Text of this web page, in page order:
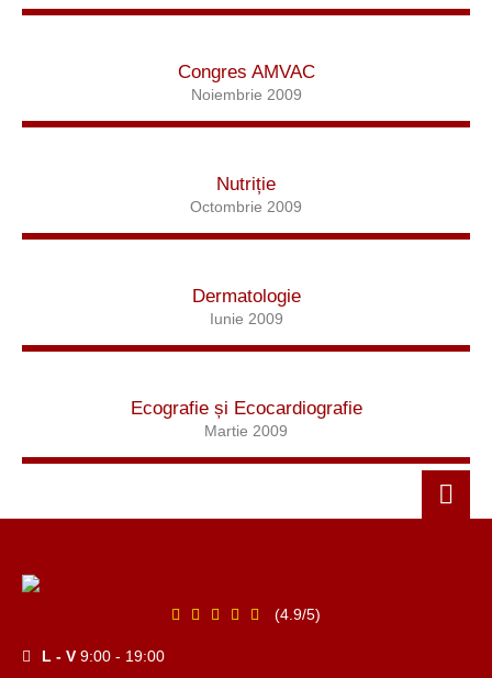
Congres AMVAC
Noiembrie 2009
Nutriție
Octombrie 2009
Dermatologie
Iunie 2009
Ecografie și Ecocardiografie
Martie 2009
(4.9/5)
L - V 9:00 - 19:00